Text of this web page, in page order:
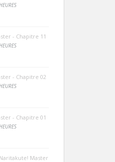
- Chapitre 11
- Chapitre 02
- Chapitre 01
Master